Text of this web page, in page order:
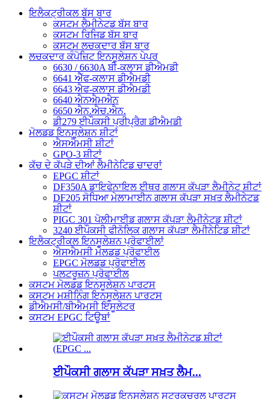
ਇਲੈਕਟ੍ਰੀਕਲ ਬੱਸ ਬਾਰ
ਕਸਟਮ ਲੈਮੀਨੇਟਡ ਬੱਸ ਬਾਰ
ਕਸਟਮ ਰਿਜਿਡ ਬੱਸ ਬਾਰ
ਕਸਟਮ ਲਚਕਦਾਰ ਬੱਸ ਬਾਰ
ਲਚਕਦਾਰ ਕੰਪੋਜ਼ਿਟ ਇਨਸੂਲੇਸ਼ਨ ਪੇਪਰ
6630 / 6630A ਬੀ-ਕਲਾਸ ਡੀਐਮਡੀ
6641 ਐੱਫ-ਕਲਾਸ ਡੀਐਮਡੀ
6643 ਐਫ-ਕਲਾਸ ਡੀਐਮਡੀ
6640 ਐਨਐਮਐਨ
6650 ਐਨ.ਐਚ.ਐਨ.
ਡੀ279 ਈਪੌਕਸੀ ਪ੍ਰੀਪ੍ਰੈਗ ਡੀਐਮਡੀ
ਮੋਲਡਡ ਇਨਸੂਲੇਸ਼ਨ ਸ਼ੀਟਾਂ
ਐਸਐਮਸੀ ਸ਼ੀਟਾਂ
GPO-3 ਸ਼ੀਟਾਂ
ਕੱਚ ਦੇ ਕੱਪੜੇ ਦੀਆਂ ਲੈਮੀਨੇਟਿਡ ਚਾਦਰਾਂ
EPGC ਸ਼ੀਟਾਂ
DF350A ਡਾਇਫੇਨਾਇਲ ਈਥਰ ਗਲਾਸ ਕੱਪੜਾ ਲੈਮੀਨੇਟ ਸ਼ੀਟਾਂ
DF205 ਸੋਧਿਆ ਮੇਲਾਮਾਈਨ ਗਲਾਸ ਕੱਪੜਾ ਸਖ਼ਤ ਲੈਮੀਨੇਟਡ
ਸ਼ੀਟਾਂ
PIGC 301 ਪੋਲੀਮਾਈਡ ਗਲਾਸ ਕੱਪੜਾ ਲੈਮੀਨੇਟਡ ਸ਼ੀਟਾਂ
3240 ਈਪੌਕਸੀ ਫੀਨੋਲਿਕ ਗਲਾਸ ਕੱਪੜਾ ਲੈਮੀਨੇਟਿਡ ਸ਼ੀਟਾਂ
ਇਲੈਕਟ੍ਰੀਕਲ ਇਨਸੂਲੇਸ਼ਨ ਪ੍ਰੋਫਾਈਲਾਂ
ਐਸਐਮਸੀ ਮੋਲਡਡ ਪ੍ਰੋਫਾਈਲ
EPGC ਮੋਲਡਡ ਪ੍ਰੋਫਾਈਲ
ਪਲਟਰੂਜ਼ਨ ਪ੍ਰੋਫਾਈਲ
ਕਸਟਮ ਮੋਲਡਡ ਇਨਸੂਲੇਸ਼ਨ ਪਾਰਟਸ
ਕਸਟਮ ਮਸ਼ੀਨਿੰਗ ਇਨਸੂਲੇਸ਼ਨ ਪਾਰਟਸ
ਡੀਐਮਸੀ/ਬੀਐਮਸੀ ਇੰਸੂਲੇਟਰ
ਕਸਟਮ EPGC ਟਿਊਬਾਂ
ਈਪੌਕਸੀ ਗਲਾਸ ਕੱਪੜਾ ਸਖ਼ਤ ਲੈਮ...